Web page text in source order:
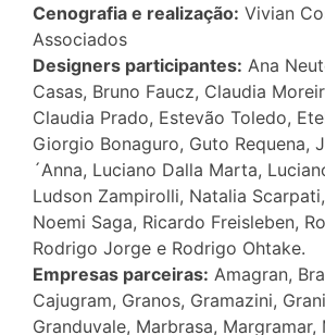
Cenografia e realização: Vivian
Associados
Designers participantes: Ana
Casas, Bruno Faucz, Claudia
Claudia Prado, Estevão Toledo,
Giorgio Bonaguro, Guto Requena,
´Anna, Luciano Dalla Marta,
Ludson Zampirolli, Natalia
Noemi Saga, Ricardo Freisleben,
Rodrigo Jorge e Rodrigo Ohtake.
Empresas parceiras: Amagran,
Cajugram, Granos, Gramazini,
Granduvale, Marbrasa, Margramar,